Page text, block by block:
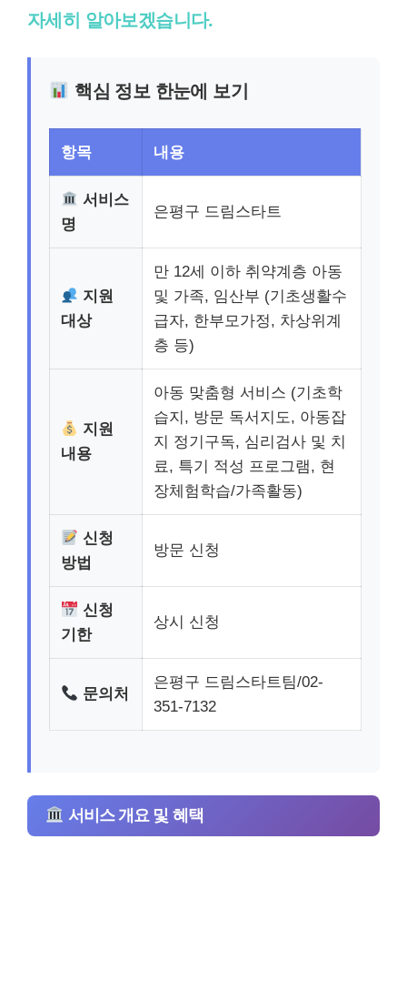
자세히 알아보겠습니다.
핵심 정보 한눈에 보기
항목 내용
서비스
명
은평구 드림스타트
지원
대상
만 12세 이하 취약계층 아동
및 가족, 임산부 (기초생활수
급자, 한부모가정, 차상위계
층 등)
지원
내용
아동 맞춤형 서비스 (기초학
습지, 방문 독서지도, 아동잡
지 정기구독, 심리검사 및 치
료, 특기 적성 프로그램, 현
장체험학습/가족활동)
신청
방법
방문 신청
신청
기한
상시 신청
문의처
은평구 드림스타트팀/02-
351-7132
서비스 개요 및 혜택